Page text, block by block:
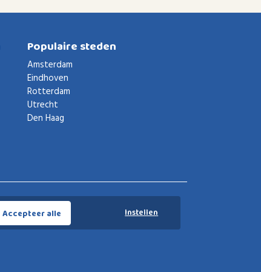
Populaire steden
Amsterdam
Eindhoven
Rotterdam
Utrecht
Den Haag
Voorwaarden Privacybeleid Privacy instellingen
Accepteer alle Instellen